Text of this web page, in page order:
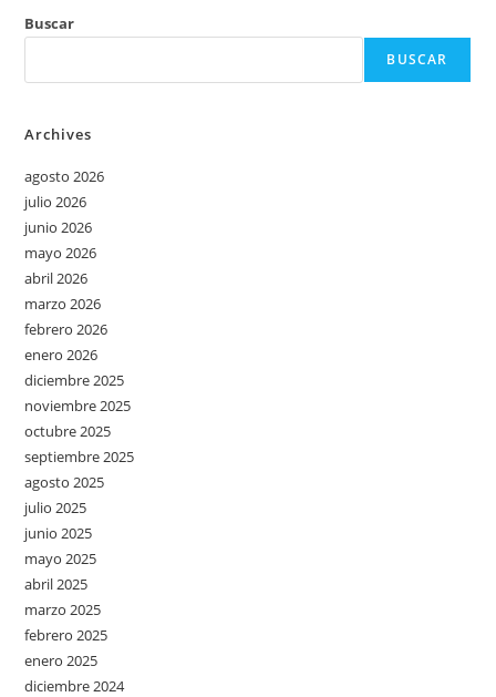
Buscar
BUSCAR
Archives
agosto 2026
julio 2026
junio 2026
mayo 2026
abril 2026
marzo 2026
febrero 2026
enero 2026
diciembre 2025
noviembre 2025
octubre 2025
septiembre 2025
agosto 2025
julio 2025
junio 2025
mayo 2025
abril 2025
marzo 2025
febrero 2025
enero 2025
diciembre 2024